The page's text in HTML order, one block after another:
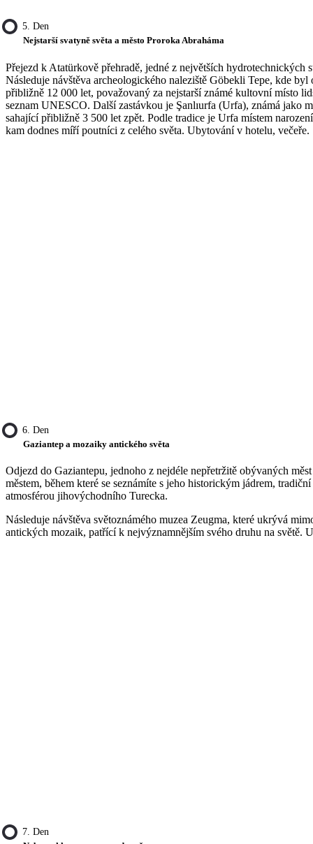
5. Den
Nejstarší svatyně světa a město Proroka Abraháma
Přejezd k Atatürkově přehradě, jedné z největších hydrotechnických
Následuje návštěva archeologického naleziště Göbekli Tepe, kde byl
přibližně 12 000 let, považovaný za nejstarší známé kultovní místo
seznam UNESCO. Další zastávkou je Şanlıurfa (Urfa), známá jako
sahající přibližně 3 500 let zpět. Podle tradice je Urfa místem
kam dodnes míří poutníci z celého světa. Ubytování v hotelu, večeře.
6. Den
Gaziantep a mozaiky antického světa
Odjezd do Gaziantepu, jednoho z nejdéle nepřetržitě obývaných
městem, během které se seznámíte s jeho historickým jádrem,
atmosférou jihovýchodního Turecka.
Následuje návštěva světoznámého muzea Zeugma, které ukrývá
antických mozaik, patřící k nejvýznamnějším svého druhu na světě.
7. Den